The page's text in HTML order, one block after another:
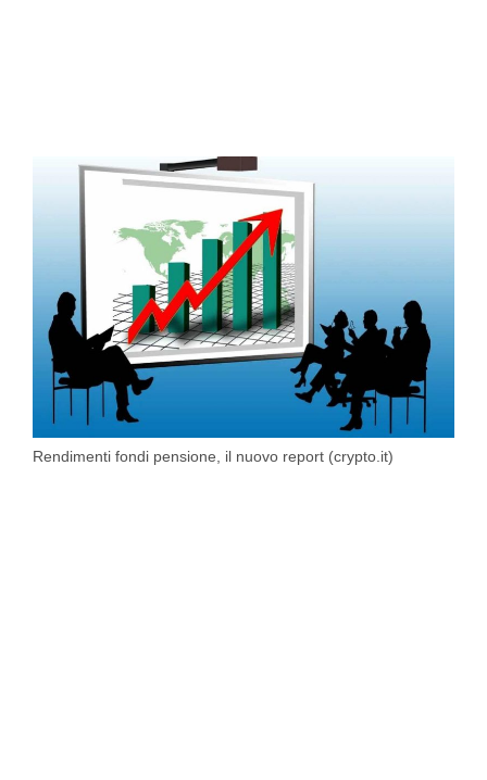
Rendimenti fondi pensione, il nuovo report (crypto.it)